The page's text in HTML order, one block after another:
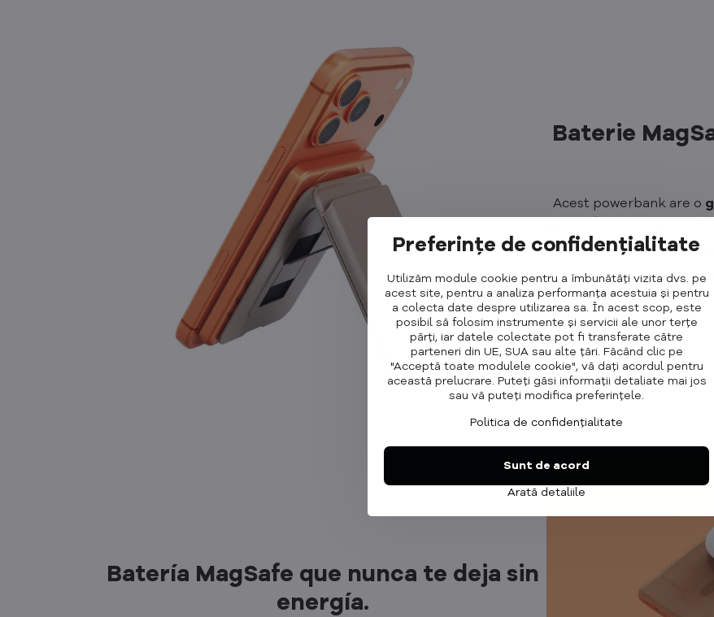
Baterie
Acest powerbank are o
, astfel încât cu greu
Unicitatea sa constă în
ingenios nu numai că vă
dar și să
Batería MagSafe que nunca te deja sin
energía.
Preferințe de confidențialitate
Utilizăm module cookie pentru a îmbunătăți vizita dvs. pe
acest site, pentru a analiza performanța acestuia și pentru
a colecta date despre utilizarea sa. În acest scop, este
posibil să folosim instrumente și servicii ale unor terțe
părți, iar datele colectate pot fi transferate către
parteneri din UE, SUA sau alte țări. Făcând clic pe
"Acceptă toate modulele cookie", vă dați acordul pentru
această prelucrare. Puteți găsi informații detaliate mai jos
sau vă puteți modifica preferințele.
Politica de confidențialitate
Arată detaliile
Sunt de acord